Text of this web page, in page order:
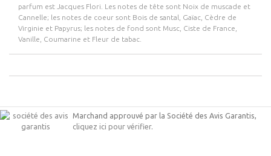
parfum est Jacques Flori. Les notes de tête sont Noix de muscade et
Cannelle; les notes de coeur sont Bois de santal, Gaïac, Cèdre de
Virginie et Papyrus; les notes de fond sont Musc, Ciste de France,
Vanille, Coumarine et Fleur de tabac.
Marchand approuvé par la Société des Avis Garantis,
cliquez ici pour vérifier.